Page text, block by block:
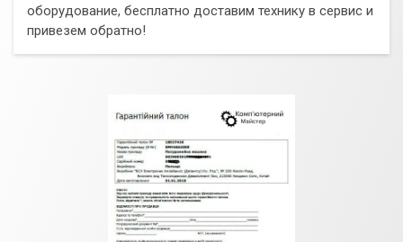
оборудование, бесплатно доставим технику в сервис и
привезем обратно!